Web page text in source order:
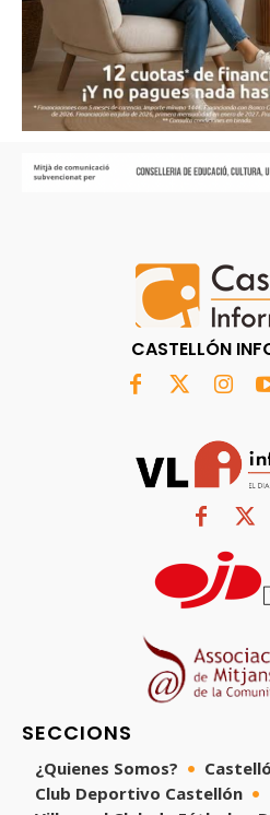
CASTELLÓN
SECCIONS
¿Quienes Somos? Castelló
Club Deportivo Castellón